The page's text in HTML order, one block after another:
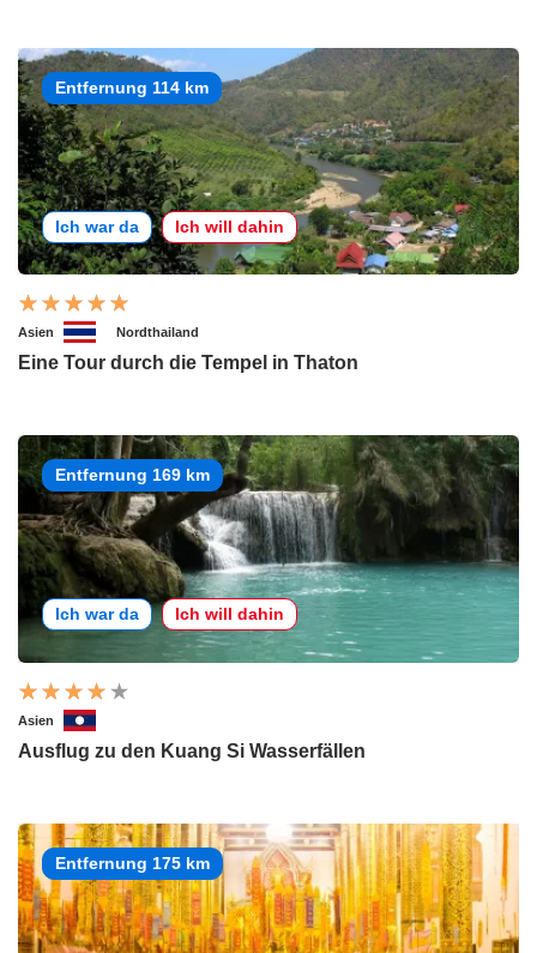
Entfernung 114 km
Ich war da Ich will dahin
Asien Nordthailand
Eine Tour durch die Tempel in Thaton
Entfernung 169 km
Ich war da Ich will dahin
Asien
Ausflug zu den Kuang Si Wasserfällen
Entfernung 175 km